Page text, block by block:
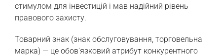
стимулом для інвестицій і мав надійний рівень
правового захисту.
Товарний знак (знак обслуговування, торговельна
марка) — це обов’язковий атрибут конкурентного